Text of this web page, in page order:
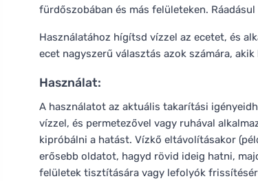
fürdőszobában és más felületeken.
Használatához hígítsd vízzel az ecetet, és
ecet nagyszerű választás azok számára,
Használat:
A használatot az aktuális takarítási
vízzel, és permetezővel vagy ruhával
kipróbálni a hatást. Vízkő eltávolításakor
erősebb oldatot, hagyd rövid ideig hatni,
felületek tisztítására vagy lefolyók